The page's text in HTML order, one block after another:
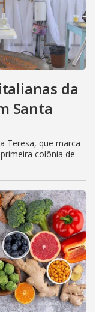
da
Santa
Teresa, que marca
colônia de